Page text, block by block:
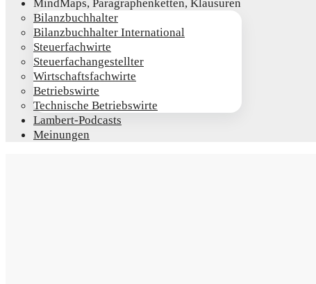
Mind­Maps, Para­gra­phen­ket­ten, Klausuren
Bilanz­buch­hal­ter
Bilanz­buch­hal­ter International
Steu­er­fach­wir­te
Steu­er­fach­an­ge­stell­ter
Wirt­schafts­fach­wir­te
Betriebs­wir­te
Tech­ni­sche Betriebswirte
Lam­­bert-Pod­­casts
Mei­nun­gen